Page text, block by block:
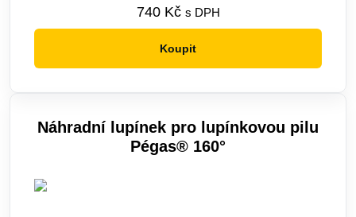
740 Kč s DPH
Koupit
Náhradní lupínek pro lupínkovou pilu
Pégas® 160°